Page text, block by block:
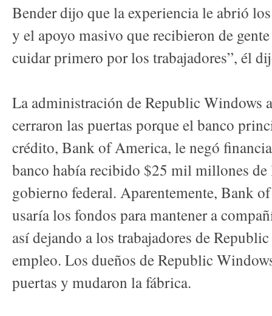
Bender dijo que la experiencia le abrió
y el apoyo masivo que recibieron de
cuidar primero por los trabajadores”, él
La administración de Republic Windows
cerraron las puertas porque el banco
crédito, Bank of America, le negó
banco había recibido $25 mil millones de
gobierno federal. Aparentemente, Bank
usaría los fondos para mantener a
así dejando a los trabajadores de
empleo. Los dueños de Republic
puertas y mudaron la fábrica.